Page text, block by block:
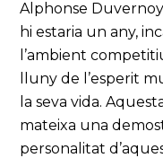
Alphonse
hi estaria un any,
l’ambient
lluny de l’esperit
la seva vida.
mateixa una
personalitat